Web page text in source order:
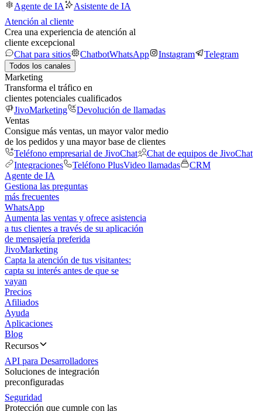
Agente de IA
Asistente de IA
Atención al cliente
Crea una experiencia de atención al
cliente excepcional
Chat para sitios
ChatbotWhatsApp Instagram Telegram
Todos los canales
Marketing
Transforma el tráfico en
clientes potenciales cualificados
JivoMarketing
Devolución de llamadas
Ventas
Consigue más ventas, un mayor valor medio
de los pedidos y una mayor base de clientes
Teléfono empresarial de JivoChat
Chat de equipos de JivoChat
Integraciones
Teléfono PlusVideo llamadas
CRM
Agente de IA
Gestiona las preguntas
más frecuentes
WhatsApp
Aumenta las ventas y ofrece asistencia
a tus clientes a través de su aplicación
de mensajería preferida
JivoMarketing
Capta la atención de tus visitantes:
capta su interés antes de que se
vayan
Precios
Afiliados
Ayuda
Aplicaciones
Blog
Recursos
API para Desarrolladores
Soluciones de integración
preconfiguradas
Seguridad
Protección que cumple con las